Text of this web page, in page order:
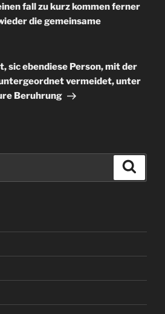
fall zu kurz kommen ferner
die gemeinsame
sic ebendiese Person, mit der
vermeidet, unter
Beruhrung